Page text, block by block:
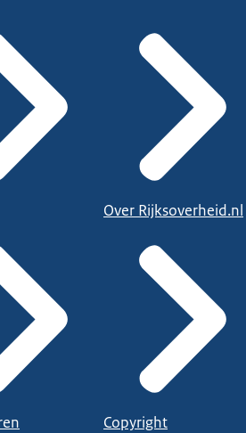
Over Rijksoverheid.nl
Copyright